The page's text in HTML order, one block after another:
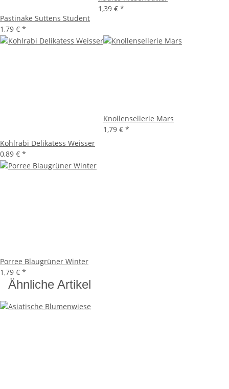
Pastinake Suttens Student
1,79 € *
1,39 € *
Kohlrabi Delikatess Weisser
0,89 € *
Knollensellerie Mars
1,79 € *
Porree Blaugrüner Winter
1,79 € *
Ähnliche Artikel